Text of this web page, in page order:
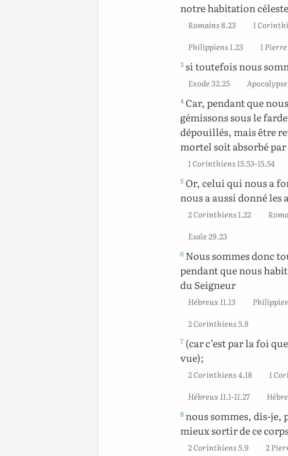
notre habitation
Romains 8.23 1
Philippiens 1.23
1 Pierre
3 si toutefois nous
Exode 32.25 Apocalypse
4 Car, pendant que
gémissons sous le
dépouillés, mais être
mortel soit absorbé
1 Corinthiens 15.53-15.54
5 Or, celui qui nous a
nous a aussi donné les
2 Corinthiens 1.22
Esaïe 29.23
6 Nous sommes donc
pendant que nous
du Seigneur
Hébreux 11.13
2 Corinthiens 5.8
7 (car c’est par la foi
vue);
2 Corinthiens 4.18 1
Hébreux 11.1-11.27
8 nous sommes, dis-je,
mieux sortir de ce
2 Corinthiens 5.9 2